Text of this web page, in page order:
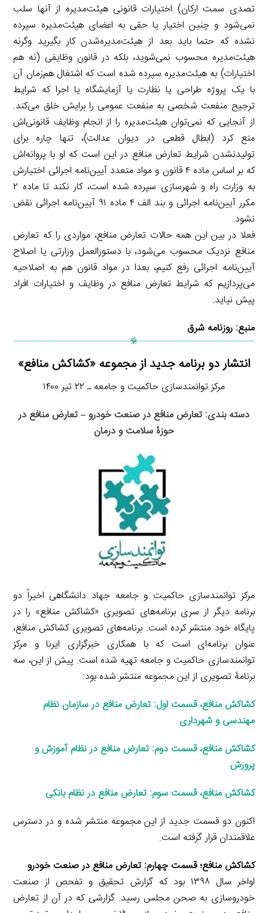
تصدی سمت ارکان) اختیارات قانونی هیئت‌مدیره از آنها سلب
نمی‌شود و چنین اختیار یا حقی به اعضای هیئت‌مدیره سپرده
نشده که حتما باید بعد از هیئت‌مدیره‌شدن کار بگیرید وگرنه
هیئت‌مدیره محسوب نمی‌شوید، بلکه در قانون وظایفی (نه هم
اختیارات) به هیئت‌مدیره سپرده شده است که اشتغال هم‌زمان آن
با یک پروژه طراحی یا نظارت یا آزمایشگاه یا اجرا که شرایط
ترجیح منفعت شخصی به منفعت عمومی را برایش خلق می‌کند.
از آنجایی که نمی‌توان هیئت‌مدیره را از انجام وظایف قانونی‌اش
منع کرد (ابطال قطعی در دیوان عدالت)، تنها چاره برای
تولیدنشدن شرایط تعارض منافع در این است که او با پروانه‌اش
که بر اساس ماده ۴ قانون و مواد متعدد آیین‌نامه اجرائی اختیارش
به وزارت راه و شهرسازی سپرده شده است، کار نکند تا ماده ۲
مکرر آیین‌نامه اجرائی و بند الف ۴ ماده ۹۱ آیین‌نامه اجرائی نقض
نشود.
فعلا در بین این همه حالات تعارض منافع، مواردی را که تعارض
منافع نزدیک محسوب می‌شود، با دستورالعمل وزارتی یا اصلاح
آیین‌‌نامه اجرائی رفع کنیم، بعدا در مواد قانون هم به اصلاحیه
می‌پردازیم که شرایط تعارض منافع در وظایف و اختیارات افراد
پیش نیاید.
منبع:روزنامه شرق
انتشار دو برنامه جدید از مجموعه «کشاکش منافع»
مرکز توانمندسازی حاکمیت و جامعه ـ ۲۲ تیر ۱۴۰۰
دسته بندی: تعارض منافع در صنعت خودرو – تعارض منافع در
حوزۀ سلامت و درمان
مرکز توانمندسازی حاکمیت و جامعه جهاد دانشگاهی اخیراً دو
برنامه دیگر از سری برنامه‌های تصویری «کشاکش منافع» را در
پایگاه خود منتشر کرده است. برنامه‌های تصویری کشاکش منافع،
عنوان برنامه‌ای است که با همکاری خبرگزاری ایرنا و مرکز
توانمندسازی حاکمیت و جامعه تهیه شده است. پیش از این، سه
برنامۀ تصویری از این مجموعه منتشر شده بود:
کشاکش منافع، قسمت اول: تعارض منافع در سازمان نظام
مهندسی و شهرداری
کشاکش منافع، قسمت دوم: تعارض منافع در نظام آموزش و
پرورش
کشاکش منافع، قسمت سوم: تعارض منافع در نظام بانکی
اکنون دو قسمت جدید از این مجموعه منتشر شده و در دسترس
علاقمندان قرار گرفته است.
کشاکش منافع؛ قسمت چهارم: تعارض منافع در صنعت خودرو
اواخر سال ۱۳۹۸ بود که گزارش تحقیق و تفحص از صنعت
خودروسازی به صحن مجلس رسید. گزارشی که در آن از تعارض